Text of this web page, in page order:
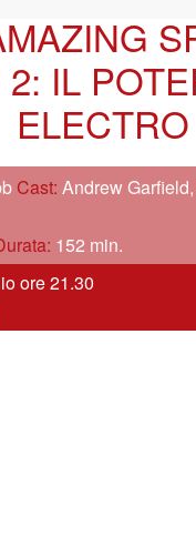
2: IL
ELECTRO
Cast:Andrew
152 min.
ore 21.30